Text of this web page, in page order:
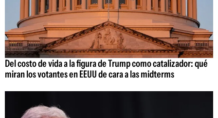
Del costo de vida a la figura de Trump como catalizador: qué
miran los votantes en EEUU de cara a las midterms